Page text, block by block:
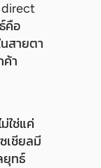
direct
คือ
สายตา
ค้า
ใช่แค่
เชียลมี
ยุทธ์